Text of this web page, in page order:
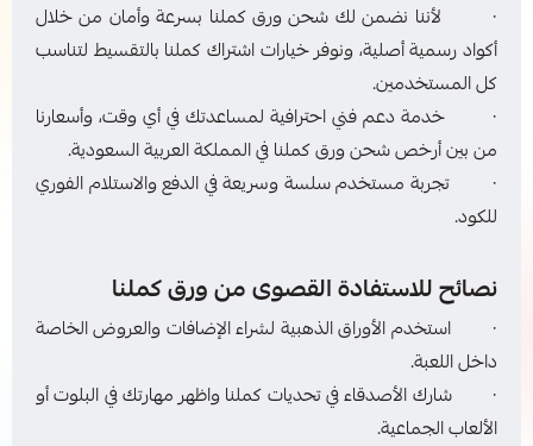
· لأننا نضمن لك شحن ورق كملنا بسرعة وأمان من خلال
أكواد رسمية أصلية، ونوفر خيارات اشتراك كملنا بالتقسيط لتناسب
كل المستخدمين.
· خدمة دعم فني احترافية لمساعدتك في أي وقت، وأسعارنا
من بين أرخص شحن ورق كملنا في المملكة العربية السعودية.
· تجربة مستخدم سلسة وسريعة في الدفع والاستلام الفوري
للكود.
نصائح للاستفادة القصوى من ورق كملنا
· استخدم الأوراق الذهبية لشراء الإضافات والعروض الخاصة
داخل اللعبة.
· شارك الأصدقاء في تحديات كملنا واظهر مهارتك في البلوت أو
الألعاب الجماعية.